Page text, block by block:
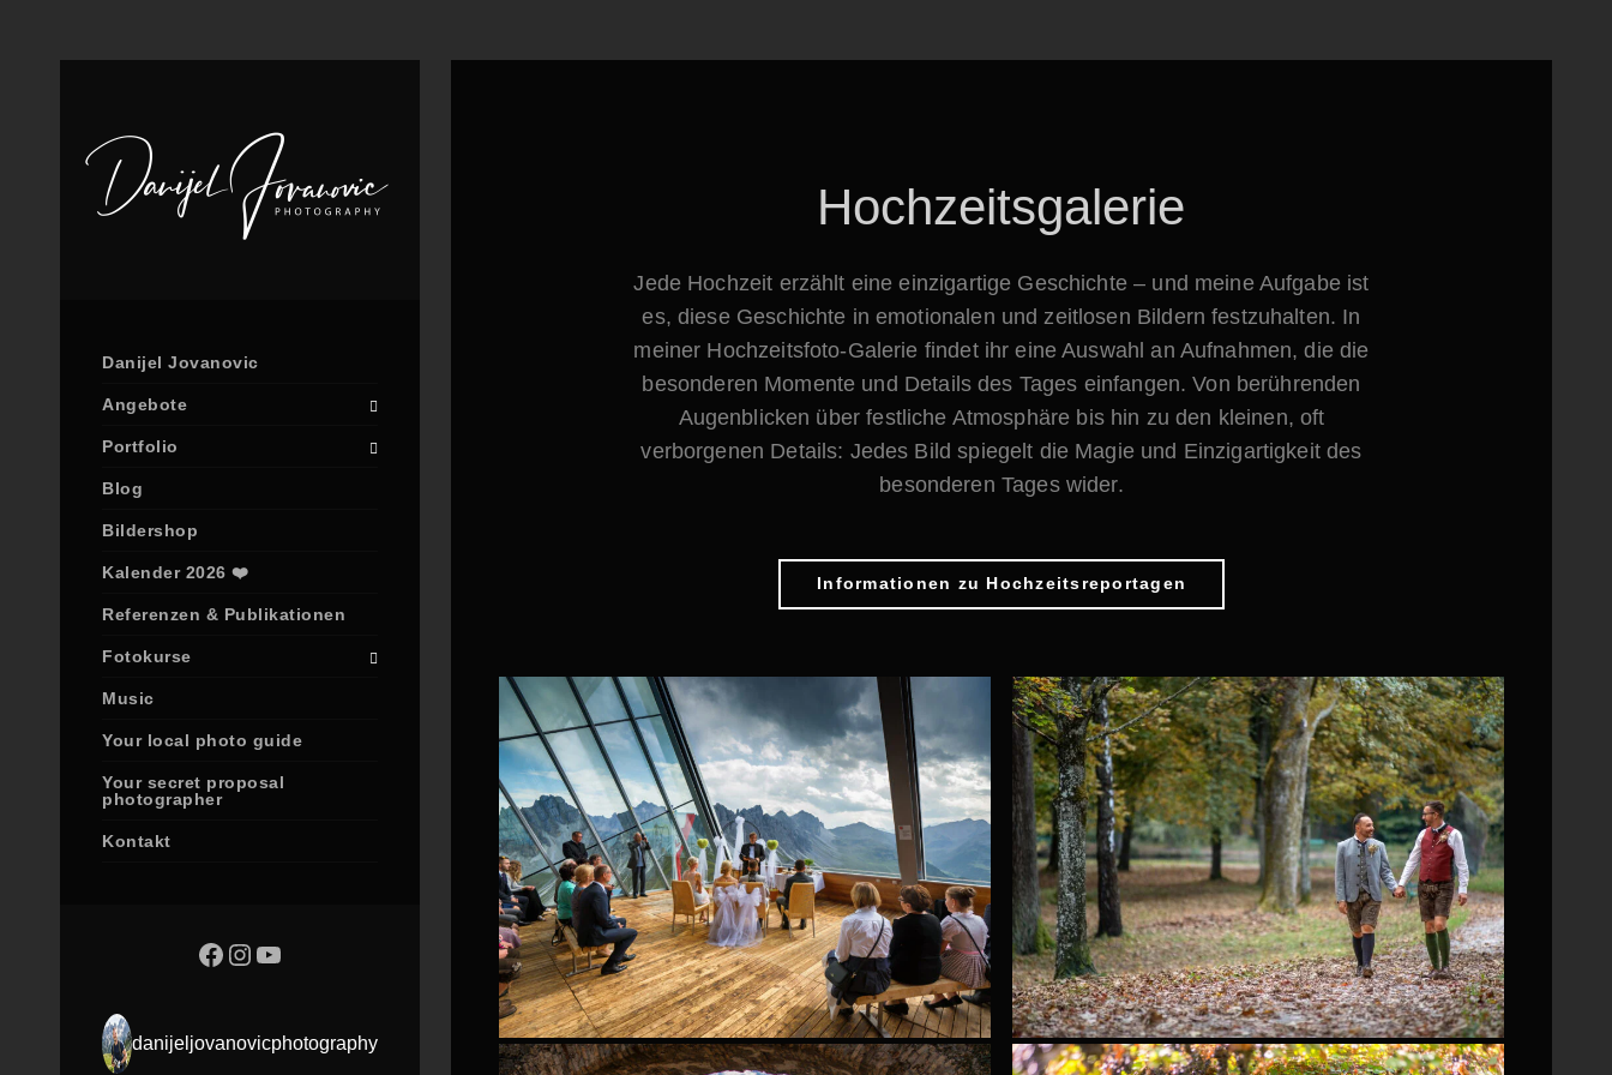
Danijel Jovanovic
Angebote
Portfolio
Blog
Bildershop
Kalender 2026 ❤️
Referenzen & Publikationen
Fotokurse
Music
Your local photo guide
Your secret proposal
photographer
Kontakt
danijeljovanovicphotography
Hochzeitsgalerie
Jede Hochzeit erzählt eine einzigartige Geschichte – und meine Aufgabe ist
es, diese Geschichte in emotionalen und zeitlosen Bildern festzuhalten. In
meiner Hochzeitsfoto-Galerie findet ihr eine Auswahl an Aufnahmen, die die
besonderen Momente und Details des Tages einfangen. Von berührenden
Augenblicken über festliche Atmosphäre bis hin zu den kleinen, oft
verborgenen Details: Jedes Bild spiegelt die Magie und Einzigartigkeit des
besonderen Tages wider.
Informationen zu Hochzeitsreportagen
0